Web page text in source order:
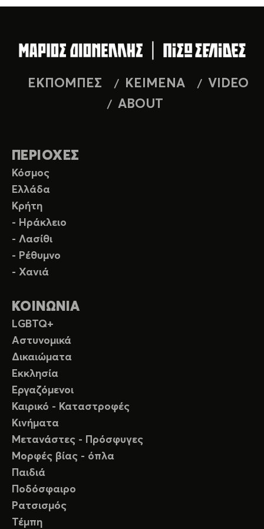
ΕΚΠΟΜΠΕΣ ΚΕΙΜΕΝΑ
VIDEO
ABOUT
ΠΕΡΙΟΧΕΣ
Κόσμος
Ελλάδα
Κρήτη
- Ηράκλειο
- Λασίθι
- Ρέθυμνο
- Χανιά
ΚΟΙΝΩΝΙΑ
LGBTQ+
Αστυνομικά
Δικαιώματα
Εκκλησία
Εργαζόμενοι
Καιρικό - Καταστροφές
Κινήματα
Μετανάστες - Πρόσφυγες
Μορφές βίας - όπλα
Παιδιά
Ποδόσφαιρο
Ρατσισμός
Τέμπη